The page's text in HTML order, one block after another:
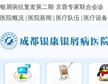
银屑病抗复发第二期·京蓉专家联合会诊
医院概况
医院新闻 医疗队伍 医疗设备